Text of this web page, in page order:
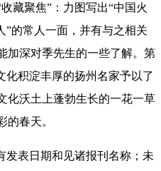
藏聚焦”： 力图写出“中国火
”的常人一面，并有与之相关
加深对季先生的一些了解。 第
化积淀丰厚的扬州名家予以了
化沃土上蓬勃生长的一花一草
的春天。
发表日期和见诸报刊名称；未